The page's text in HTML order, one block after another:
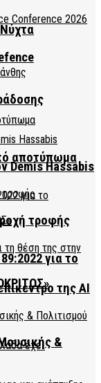
αποτύπωμα
για το
Demis Hassabis
τροφής
της AI
&